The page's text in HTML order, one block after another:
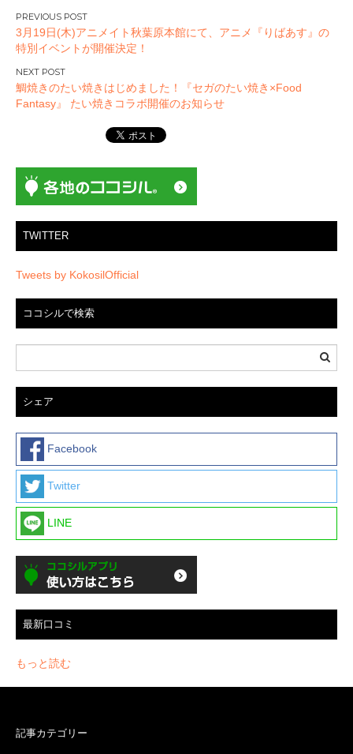
投
稿
ナ
ビ
ゲ
ン
3月19日(木)アニメイト秋葉原本館にて、アニメ『りばあす』の
特別イベントが開催決定！
鯛焼きのたい焼きはじめました！『セガのたい焼き×Food
Fantasy』 たい焼きコラボ開催のお知らせ
TWITTER
Tweets by KokosilOfficial
ココシルで検索
シェア
Facebook
Twitter
LINE
最新口コミ
もっと読む
記事カテゴリー